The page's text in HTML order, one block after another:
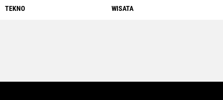
TEKNO
WISATA